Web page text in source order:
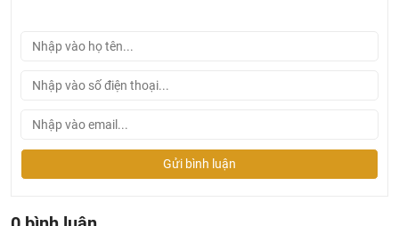
- Loại: Vòi chậu rửa mặt 1 lỗ
- Mạ: Niken - Crom
- Sản phẩm sử dụng cho chậu rửa mặt âm bàn, dương
vành, và chậu treo tường
Tại Khali Nguyễn, chúng tôi cam kết:
Gửi bình luận